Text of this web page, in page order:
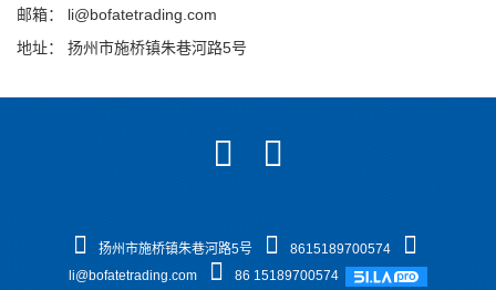
邮箱：
li@bofatetrading.com
地址： 扬州市施桥镇朱巷河路5号
扬州市施桥镇朱巷河路5号
8615189700574
li@bofatetrading.com
86 15189700574